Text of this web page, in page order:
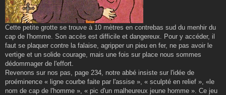
Cette petite grotte se trouve à 10 mètres en contrebas sud du menhir du
cap de l'homme. Son accès est difficile et dangereux. Pour y accéder, il
faut se plaquer contre la falaise, agripper un pieu en fer, ne pas avoir le
vertige et un solide courage, mais une fois sur place nous sommes
dédommager de l'effort.
Revenons sur nos pas, page 234, notre abbé insiste sur l'idée de
proéminence « ligne courbe faite par l'assise », « sculpté en relief », «le
nom de cap de l'homme », « pic d'un malheureux jeune homme ». Ce jeu